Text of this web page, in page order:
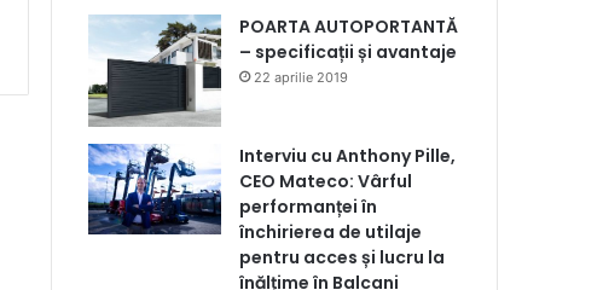
POARTA AUTOPORTANTĂ
– specificații și avantaje
22 aprilie 2019
Interviu cu Anthony Pille,
CEO Mateco: Vârful
performanței în
închirierea de utilaje
pentru acces și lucru la
înălțime în Balcani